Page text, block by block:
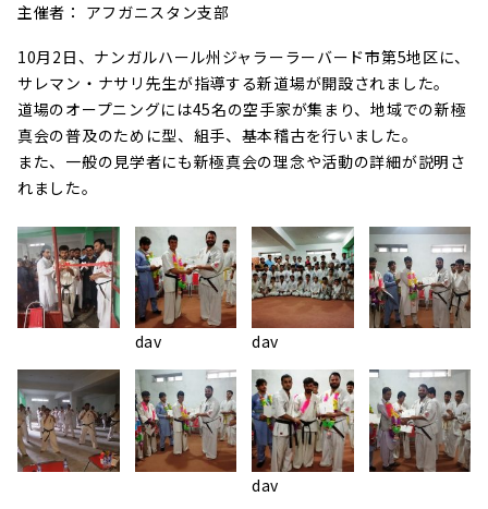
主催者： アフガニスタン支部
10月2日、ナンガルハール州ジャラーラーバード市第5地区に、
サレマン・ナサリ先生が指導する新道場が開設されました。
道場のオープニングには45名の空手家が集まり、地域での新極
真会の普及のために型、組手、基本稽古を行いました。
また、一般の見学者にも新極真会の理念や活動の詳細が説明さ
れました。
dav dav
dav